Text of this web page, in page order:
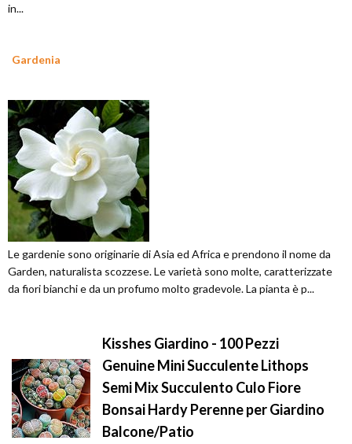
in...
Gardenia
Le gardenie sono originarie di Asia ed Africa e prendono il nome da
Garden, naturalista scozzese. Le varietà sono molte, caratterizzate
da fiori bianchi e da un profumo molto gradevole. La pianta è p...
Kisshes Giardino - 100 Pezzi
Genuine Mini Succulente Lithops
Semi Mix Succulento Culo Fiore
Bonsai Hardy Perenne per Giardino
Balcone/Patio